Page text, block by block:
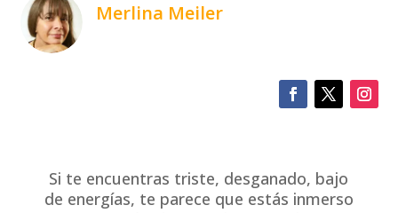
Merlina Meiler
Si te encuentras triste, desganado, bajo
de energías, te parece que estás inmerso